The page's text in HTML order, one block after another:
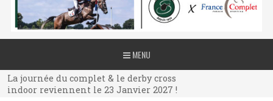
MENU
La journée du complet & le derby cross
indoor reviennent le 23 Janvier 2027 !
La journée du complet & le derby cross
indoor reviennent le 23 Janvier 2027 !